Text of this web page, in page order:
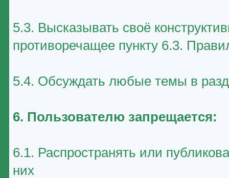
5.3. Высказывать своё
противоречащее пункту 6.3.
5.4. Обсуждать любые темы в
6. Пользователю запрещается:
6.1. Распространять или
них